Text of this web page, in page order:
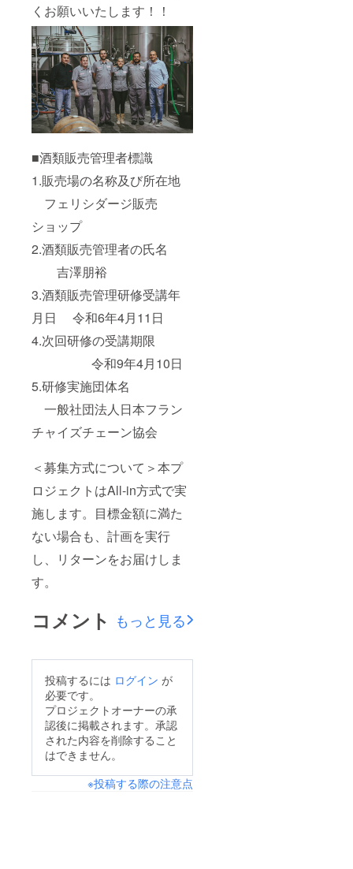
くお願いいたします！！
■酒類販売管理者標識
1.販売場の名称及び所在地
フェリシダージ販売
ショップ
2.酒類販売管理者の氏名
吉澤朋裕
3.酒類販売管理研修受講年
月日 令和6年4月11日
4.次回研修の受講期限
令和9年4月10日
5.研修実施団体名
一般社団法人日本フラン
チャイズチェーン協会
＜募集方式について＞本プ
ロジェクトはAll-in方式で実
施します。目標金額に満た
ない場合も、計画を実行
し、リターンをお届けしま
す。
コメント もっと見る
投稿するには ログイン が
必要です。
プロジェクトオーナーの承
認後に掲載されます。承認
された内容を削除すること
はできません。
※投稿する際の注意点